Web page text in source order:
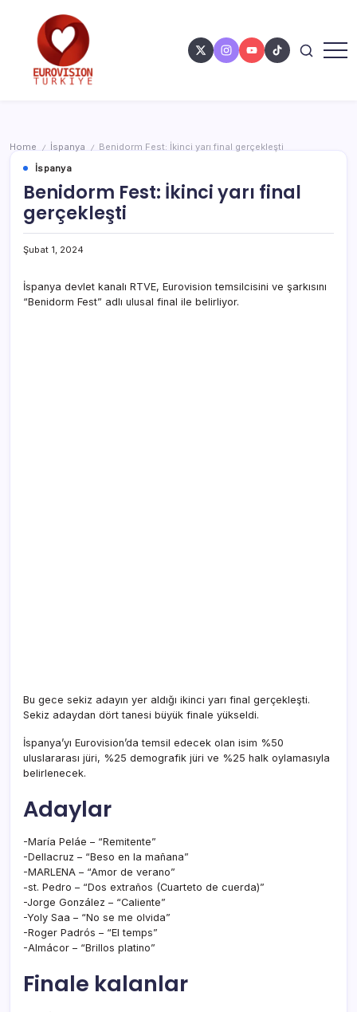
Home / İspanya /
Benidorm Fest: İkinci yarı final gerçekleşti
İspanya
Benidorm Fest: İkinci yarı final
gerçekleşti
Şubat 1, 2024
İspanya devlet kanalı RTVE, Eurovision temsilcisini ve şarkısını
“Benidorm Fest” adlı ulusal final ile belirliyor.
Bu gece sekiz adayın yer aldığı ikinci yarı final gerçekleşti.
Sekiz adaydan dört tanesi büyük finale yükseldi.
İspanya’yı Eurovision’da temsil edecek olan isim %50
uluslararası jüri, %25 demografik jüri ve %25 halk oylamasıyla
belirlenecek.
Adaylar
-María Peláe – “Remitente”
-Dellacruz – “Beso en la mañana”
-MARLENA – “Amor de verano”
-st. Pedro – “Dos extraños (Cuarteto de cuerda)”
-Jorge González – “Caliente”
-Yoly Saa – “No se me olvida”
-Roger Padrós – “El temps”
-Almácor – “Brillos platino”
Finale kalanlar